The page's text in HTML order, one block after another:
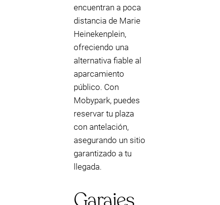
encuentran a poca
distancia de Marie
Heinekenplein,
ofreciendo una
alternativa fiable al
aparcamiento
público. Con
Mobypark, puedes
reservar tu plaza
con antelación,
asegurando un sitio
garantizado a tu
llegada.